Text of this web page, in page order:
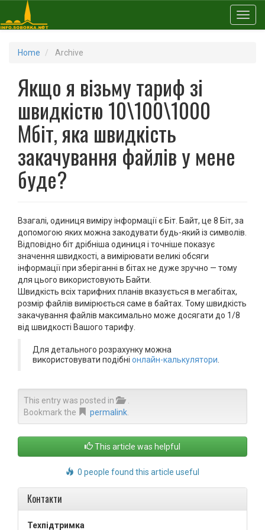
Home Archive
Якщо я візьму тариф зі
швидкістю 10\100\1000
Мбіт, яка швидкість
закачування файлів у мене
буде?
Взагалі, одиниця виміру інформації є Біт. Байт, це 8 Біт, за
допомогою яких можна закодувати будь-який із символів.
Відповідно біт дрібніша одиниця і точніше показує
значення швидкості, а вимірювати великі обсяги
інформації при зберіганні в бітах не дуже зручно — тому
для цього використовують Байти.
Швидкість всіх тарифних планів вказується в мегабітах,
розмір файлів вимірюється саме в байтах. Тому швидкість
закачування файлів максимально може досягати до 1/8
від швидкості Вашого тарифу.
Для детального розрахунку можна
використовувати подібні онлайн-калькулятори
This entry was posted in
.
Bookmark the
permalink
This article was helpful
0 people found this article useful
Контакти
Техпідтримка